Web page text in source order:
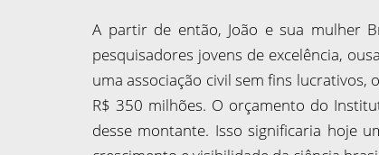
A partir de então, João e sua mulher
pesquisadores jovens de excelência,
uma associação civil sem fins
R$ 350 milhões. O orçamento do
desse montante. Isso significaria hoje